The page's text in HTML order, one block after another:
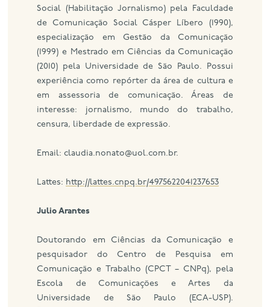
Social (Habilitação Jornalismo) pela Faculdade
de Comunicação Social Cásper Líbero (1990),
especialização em Gestão da Comunicação
(1999) e Mestrado em Ciências da Comunicação
(2010) pela Universidade de São Paulo. Possui
experiência como repórter da área de cultura e
em assessoria de comunicação. Áreas de
interesse: jornalismo, mundo do trabalho,
censura, liberdade de expressão.
Email: claudia.nonato@uol.com.br.
Lattes: http://lattes.cnpq.br/4975622041237653
Julio Arantes
Doutorando em Ciências da Comunicação e
pesquisador do Centro de Pesquisa em
Comunicação e Trabalho (CPCT – CNPq), pela
Escola de Comunicações e Artes da
Universidade de São Paulo (ECA-USP).